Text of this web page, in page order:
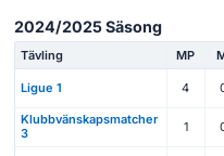
2024/2025 Säsong
Tävling MP
Ligue 1 4
Klubbvänskapsmatcher
3
1